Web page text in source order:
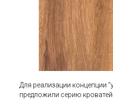
Для реализации концепции
предложили серию